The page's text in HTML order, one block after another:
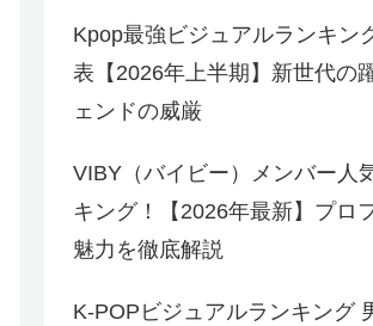
Kpop最強ビジュアルランキン
表【2026年上半期】新世代の
ェンドの威厳
VIBY（バイビー）メンバー人
キング！【2026年最新】プロ
魅力を徹底解説
K-POPビジュアルランキング